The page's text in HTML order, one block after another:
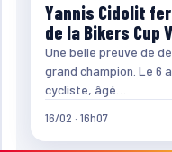
Yannis Cidolit
de la Bikers Cup
Une belle preuve de
grand champion. Le 6
cycliste, âgé…
16/02 · 16h07